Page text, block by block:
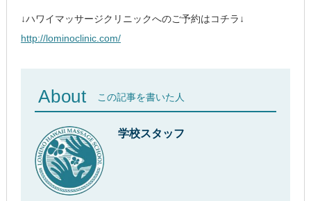
↓ハワイマッサージクリニックへのご予約はコチラ↓
http://lominoclinic.com/
About この記事を書いた人
学校スタッフ